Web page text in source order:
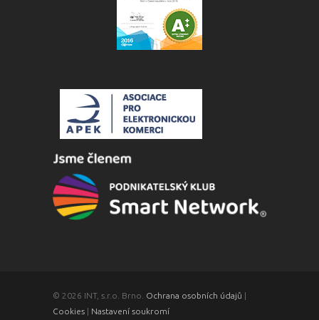
© 2026 INT, s.r.o. Brno. Ochrana osobních údajů |
Cookies | Nastavení soukromí